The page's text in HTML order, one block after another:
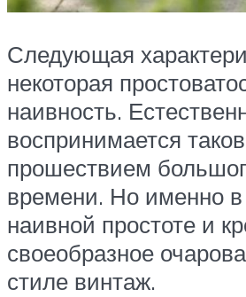
Следующая
некоторая
наивность.
воспринимается
прошествием
времени. Но именно в
наивной простоте и
своеобразное
стиле винтаж.